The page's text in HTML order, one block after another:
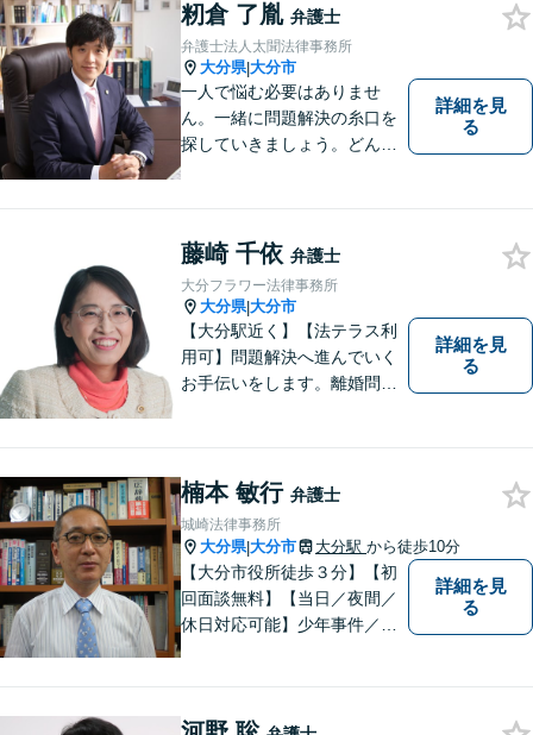
籾倉 了胤 弁護士
弁護士法人太聞法律事務所
大分県|大分市
一人で悩む必要はありませ
ん。一緒に問題解決の糸口を
探していきましょう。どんな
遺産分割、介護などの高齢社
会問題に注力しております。
詳細を見
る
藤崎 千依 弁護士
大分フラワー法律事務所
大分県|大分市
【大分駅近く】【法テラス利
用可】問題解決へ進んでいく
お手伝いをします。離婚問題
相談可】分かりやすい言葉
で、明確に判断をお示しし、
問題解決をサポートいたしま
す。
詳細を見
る
楠本 敏行 弁護士
城崎法律事務所
大分県|大分市 大分駅 から徒歩10分
【大分市役所徒歩３分】【初
回面談無料】【当日／夜間／
休日対応可能】少年事件／家
ービスを受けられるべく、社
詳細を見
る